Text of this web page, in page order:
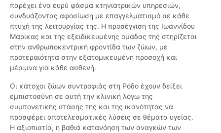
παρέχει ένα ευρύ φάσμα κτηνιατρικών υπηρεσιών,
συνδυάζοντας αφοσίωση με επαγγελματισμό σε κάθε
πτυχή της λειτουργίας της. Η προσέγγιση της Ιωαννίδου
Μαρίκας και της εξειδικευμένης ομάδας της στηρίζεται
στην ανθρωποκεντρική φροντίδα των ζώων, με
προτεραιότητα στην εξατομικευμένη προσοχή και
μέριμνα για κάθε ασθενή.
Οι κάτοχοι ζώων συντροφιάς στη Ρόδο έχουν δείξει
εμπιστοσύνη σε αυτή την κλινική λόγω της
συμπονετικής στάσης της και της ικανότητας να
προσφέρει αποτελεσματικές λύσεις σε θέματα υγείας.
Η αξιοπιστία, η βαθιά κατανόηση των αναγκών των